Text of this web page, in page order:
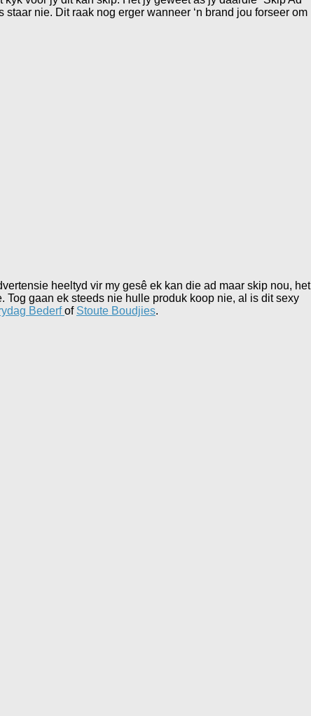
nie. Dit raak nog erger wanneer ‘n brand jou forseer om
heeltyd vir my gesê ek kan die ad maar skip nou, het
gaan ek steeds nie hulle produk koop nie, al is dit sexy
Bederfof Stoute Boudjies.